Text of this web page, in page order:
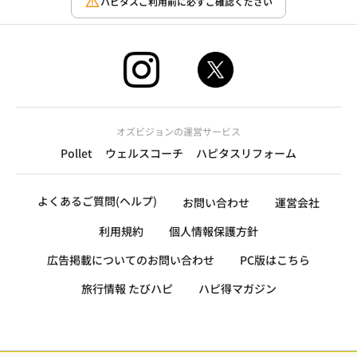
オズビジョンの運営サービス
Pollet ウェルスコーチ ハピタスリフォーム
よくあるご質問(ヘルプ) お問い合わせ
運営会社
利用規約
個人情報保護方針
広告掲載についてのお問い合わせ
PC版はこちら
旅行情報 たびハピ
ハピ得マガジン